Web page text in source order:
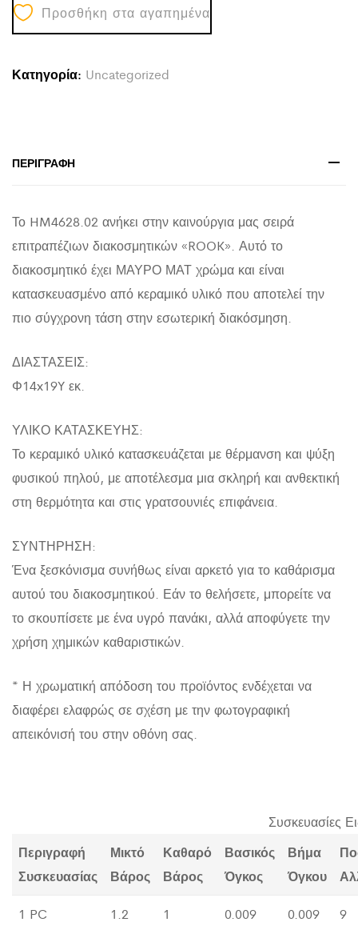
ΔΙΑΚΟΣΜΗΤΙΚΟ
ROOK
ΜΑΥΡΟ
quantity
Προσθήκη στα αγαπημένα
Κατηγορία: Uncategorized
ΠΕΡΙΓΡΑΦΉ
Το HM4628.02 ανήκει στην καινούργια μας σειρά
επιτραπέζιων διακοσμητικών «ROOK». Αυτό το
διακοσμητικό έχει ΜΑΥΡΟ ΜΑΤ χρώμα και είναι
κατασκευασμένο από κεραμικό υλικό που αποτελεί την
πιο σύγχρονη τάση στην εσωτερική διακόσμηση.
ΔΙΑΣΤΑΣΕΙΣ:
Φ14x19Y εκ.
ΥΛΙΚΟ ΚΑΤΑΣΚΕΥΗΣ:
Το κεραμικό υλικό κατασκευάζεται με θέρμανση και ψύξη
φυσικού πηλού, με αποτέλεσμα μια σκληρή και ανθεκτική
στη θερμότητα και στις γρατσουνιές επιφάνεια.
ΣΥΝΤΗΡΗΣΗ:
Ένα ξεσκόνισμα συνήθως είναι αρκετό για το καθάρισμα
αυτού του διακοσμητικού. Εάν το θελήσετε, μπορείτε να
το σκουπίσετε με ένα υγρό πανάκι, αλλά αποφύγετε την
χρήση χημικών καθαριστικών.
* Η χρωματική απόδοση του προϊόντος ενδέχεται να
διαφέρει ελαφρώς σε σχέση με την φωτογραφική
απεικόνισή του στην οθόνη σας.
Συσκευασίες
Περιγραφή
Συσκευασίας
Μικτό
Βάρος
Καθαρό
Βάρος
Βασικός
Όγκος
Βήμα
Όγκου
1 PC 1.2 1 0.009 0.009 9